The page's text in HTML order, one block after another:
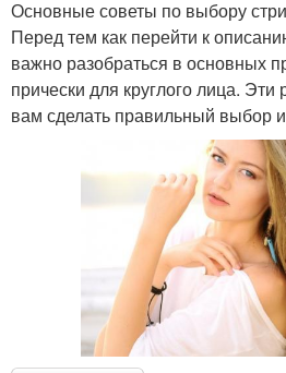
Основные советы по выбору
Перед тем как перейти к
важно разобраться в основных
прически для круглого лица.
вам сделать правильный выбор